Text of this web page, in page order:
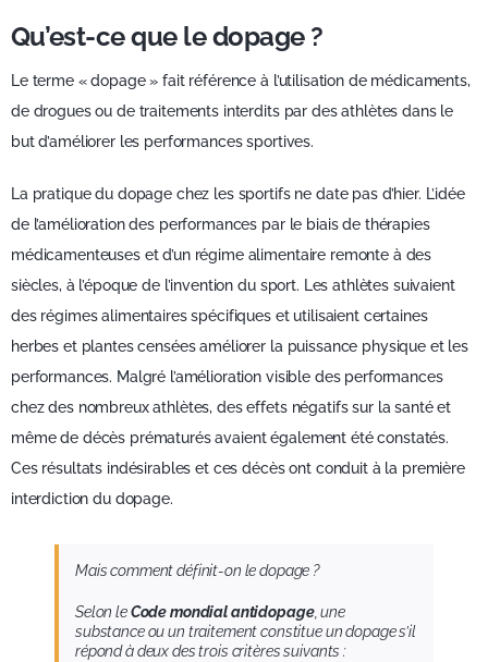
Qu’est-ce que le dopage ?
Le terme « dopage » fait référence à l’utilisation de médicaments,
de drogues ou de traitements interdits par des athlètes dans le
but d’améliorer les performances sportives.
La pratique du dopage chez les sportifs ne date pas d’hier. L’idée
de l’amélioration des performances par le biais de thérapies
médicamenteuses et d’un régime alimentaire remonte à des
siècles, à l’époque de l’invention du sport. Les athlètes suivaient
des régimes alimentaires spécifiques et utilisaient certaines
herbes et plantes censées améliorer la puissance physique et les
performances. Malgré l’amélioration visible des performances
chez des nombreux athlètes, des effets négatifs sur la santé et
même de décès prématurés avaient également été constatés.
Ces résultats indésirables et ces décès ont conduit à la première
interdiction du dopage.
Mais comment définit-on le dopage ?
Selon leCode mondial antidopage, une
substance ou un traitement constitue un dopage s’il
répond à deux des trois critères suivants :